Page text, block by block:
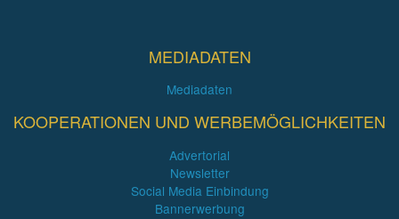
MEDIADATEN
Mediadaten
KOOPERATIONEN UND WERBEMÖGLICHKEITEN
Advertorial
Newsletter
Social Media Einbindung
Bannerwerbung